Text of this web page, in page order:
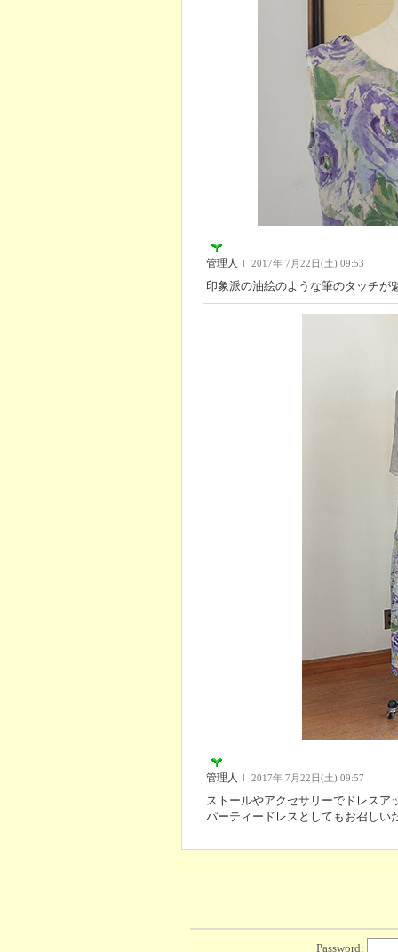
管理人Ｉ 2017年 7月22日(土) 09:53
印象派の油絵のような筆のタッチが
管理人Ｉ 2017年 7月22日(土) 09:57
ストールやアクセサリーでドレスア
パーティードレスとしてもお召しい
Password: